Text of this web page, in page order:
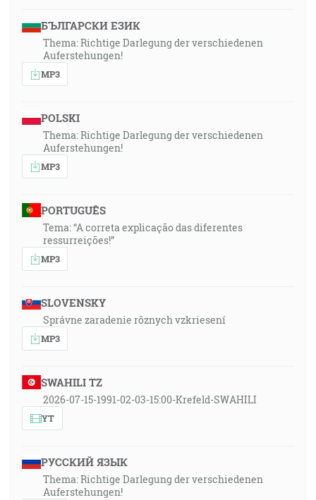
БЪЛГАРСКИ ЕЗИК
Thema: Richtige Darlegung der verschiedenen
Auferstehungen!
MP3
POLSKI
Thema: Richtige Darlegung der verschiedenen
Auferstehungen!
MP3
PORTUGUÊS
Tema: “A correta explicação das diferentes
ressurreições!”
MP3
SLOVENSKY
Správne zaradenie rôznych vzkriesení
MP3
SWAHILI TZ
2026-07-15-1991-02-03-15:00-Krefeld-SWAHILI
YT
РУССКИЙ ЯЗЫК
Thema: Richtige Darlegung der verschiedenen
Auferstehungen!